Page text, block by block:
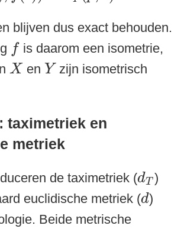
blijven dus exact behouden.
f
f is daarom een isometrie,
X
X en Y
Y zijn isometrisch
taximetriek en
metriek
de taximetriek (dT
d T)
euclidische metriek (d
d)
Beide metrische